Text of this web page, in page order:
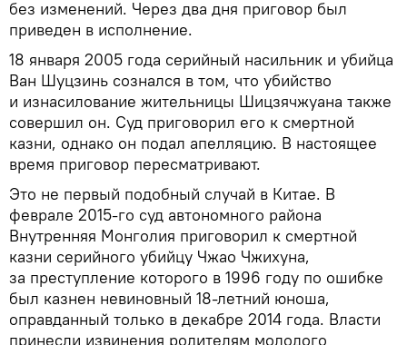
без изменений. Через два дня приговор был
приведен в исполнение.
18 января 2005 года серийный насильник и убийца
Ван Шуцзинь сознался в том, что убийство
и изнасилование жительницы Шицзячжуана также
совершил он. Суд приговорил его к смертной
казни, однако он подал апелляцию. В настоящее
время приговор пересматривают.
Это не первый подобный случай в Китае. В
феврале 2015-го суд автономного района
Внутренняя Монголия приговорил к смертной
казни серийного убийцу Чжао Чжихуна,
за преступление которого в 1996 году по ошибке
был казнен невиновный 18-летний юноша,
оправданный только в декабре 2014 года. Власти
принесли извинения родителям молодого